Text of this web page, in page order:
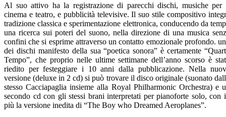
Al suo attivo ha la registrazione di parecchi dischi, musiche per
cinema e teatro, e pubblicità televisive. Il suo stile compositivo
tradizione classica e sperimentazione elettronica, conducendo da
una ricerca sui poteri del suono, nella direzione di una musica
confini che si esprime attraverso un contatto emozionale profondo.
dei dischi manifesto della sua “poetica sonora” è certamente
Tempo”, che proprio nelle ultime settimane dell’anno scorso è
riedito per festeggiare i 10 anni dalla pubblicazione. Nella
versione (deluxe in 2 cd) si può trovare il disco originale (suonato
stesso Cacciapaglia insieme alla Royal Philharmonic Orchestra) e
secondo cd con gli stessi brani interpretati per pianoforte solo, con
più la versione inedita di “The Boy who Dreamed Aeroplanes”.